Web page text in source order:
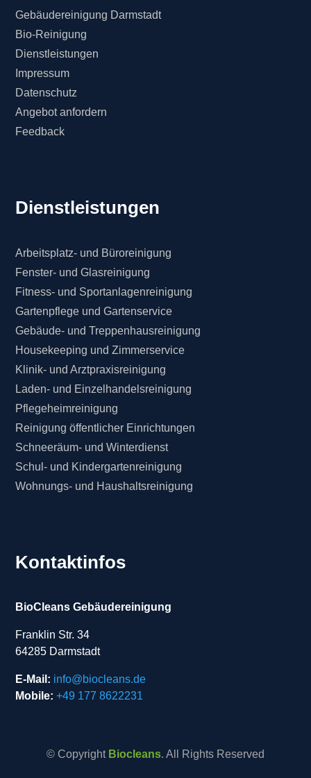
Gebäudereinigung Darmstadt
Bio-Reinigung
Dienstleistungen
Impressum
Datenschutz
Angebot anfordern
Feedback
Dienstleistungen
Arbeitsplatz- und Büroreinigung
Fenster- und Glasreinigung
Fitness- und Sportanlagenreinigung
Gartenpflege und Gartenservice
Gebäude- und Treppenhausreinigung
Housekeeping und Zimmerservice
Klinik- und Arztpraxisreinigung
Laden- und Einzelhandelsreinigung
Pflegeheimreinigung
Reinigung öffentlicher Einrichtungen
Schneeräum- und Winterdienst
Schul- und Kindergartenreinigung
Wohnungs- und Haushaltsreinigung
Kontaktinfos
BioCleans Gebäudereinigung
Franklin Str. 34
64285 Darmstadt
E-Mail: info@biocleans.de
Mobile: +49 177 8622231
© Copyright Biocleans. All Rights Reserved